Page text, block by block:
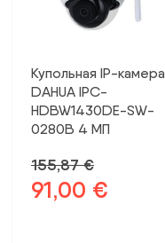
Купольная IP-камера
DAHUA IPC-
HDBW1430DE-SW-
0280B 4 МП
155,87€
Первоначальная
91,00 €